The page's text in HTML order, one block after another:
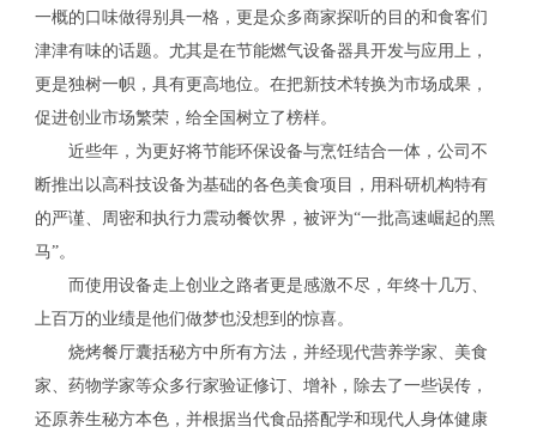
一概的口味做得别具一格，更是众多商家探听的目的和食客们
津津有味的话题。尤其是在节能燃气设备器具开发与应用上，
更是独树一帜，具有更高地位。在把新技术转换为市场成果，
促进创业市场繁荣，给全国树立了榜样。
近些年，为更好将节能环保设备与烹饪结合一体，公司不
断推出以高科技设备为基础的各色美食项目，用科研机构特有
的严谨、周密和执行力震动餐饮界，被评为“一批高速崛起的黑
马”。
而使用设备走上创业之路者更是感激不尽，年终十几万、
上百万的业绩是他们做梦也没想到的惊喜。
烧烤餐厅囊括秘方中所有方法，并经现代营养学家、美食
家、药物学家等众多行家验证修订、增补，除去了一些误传，
还原养生秘方本色，并根据当代食品搭配学和现代人身体健康